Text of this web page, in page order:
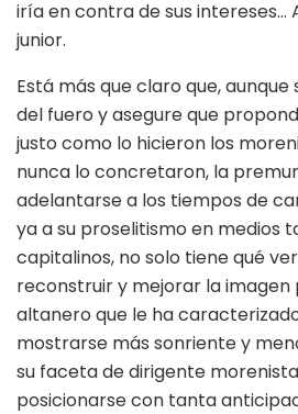
iría en contra de sus intereses…
junior.
Está más que claro que,
del fuero y asegure que
justo como lo hicieron los
nunca lo concretaron, la
adelantarse a los tiempos de
ya a su proselitismo en medios
capitalinos, no solo tiene qué
reconstruir y mejorar la imagen
altanero que le ha
mostrarse más sonriente y
su faceta de dirigente
posicionarse con tanta